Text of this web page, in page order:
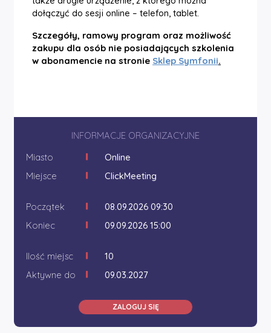
dołączyć do sesji online – telefon, tablet.
Szczegóły, ramowy program oraz możliwość
zakupu dla osób nie posiadających szkolenia
w abonamencie na stronie Sklep Symfonii.
INFORMACJE ORGANIZACYJNE
Miasto
Online
Miejsce
ClickMeeting
Początek
08.09.2026 09:30
Koniec
09.09.2026 15:00
Ilość miejsc
10
Aktywne do
09.03.2027
ZALOGUJ SIĘ